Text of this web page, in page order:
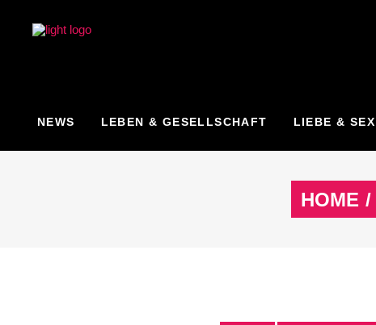
NEWS LEBEN & GESELLSCHAFT LIEBE & SEX
HOME /